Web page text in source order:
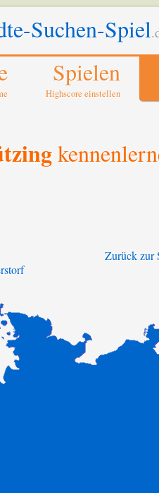
Suchen-Spiel
Spielen
Highscore einstellen
Zurück zur